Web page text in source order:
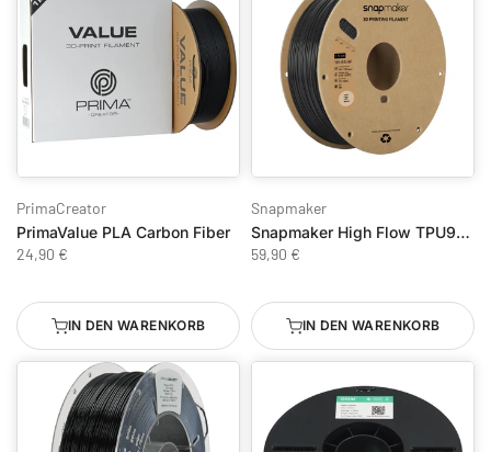
PrimaCreator
PrimaValue PLA Carbon Fiber
24,90 €
IN DEN WARENKORB
Snapmaker
Snapmaker High Flow TPU95 Schwarz 1 kg
59,90 €
IN DEN WARENKORB